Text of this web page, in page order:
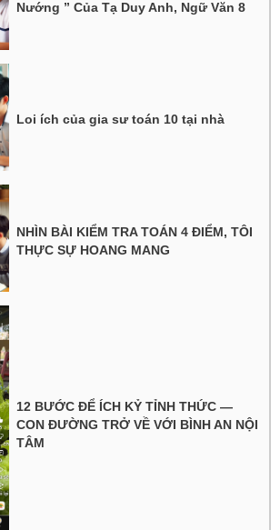
Nướng ” Của Tạ Duy Anh, Ngữ Văn 8
Loi ích của gia sư toán 10 tại nhà
NHÌN BÀI KIỂM TRA TOÁN 4 ĐIỂM, TÔI
THỰC SỰ HOANG MANG
12 BƯỚC ĐỂ ÍCH KỶ TỈNH THỨC —
CON ĐƯỜNG TRỞ VỀ VỚI BÌNH AN NỘI
TÂM